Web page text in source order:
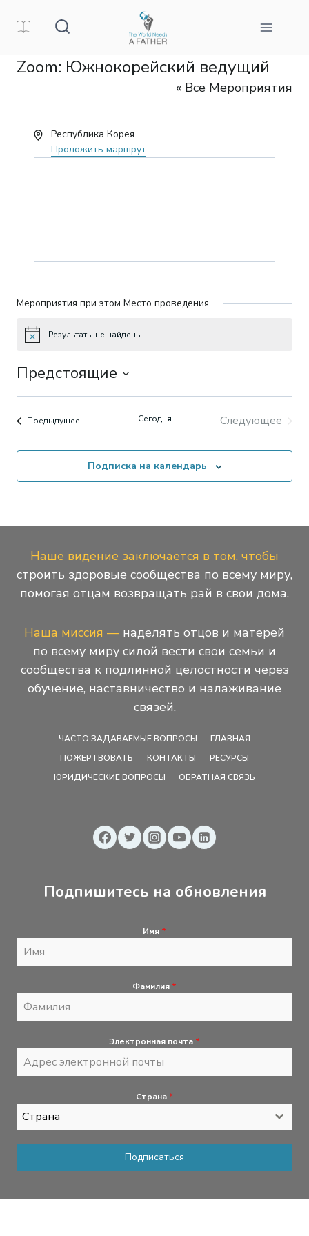
Zoom: Южнокорейский ведущий
« Все Мероприятия
АдресРеспублика Корея
Проложить маршрут
Мероприятия при этом Место проведения
ЗаметкаРезультаты не найдены.
Предстоящие
Выбрать
Предыдущее Cегодня
Следующее
Подписка на календарь
Наше видение заключается в том, чтобы
строить здоровые сообщества по всему миру,
помогая отцам возвращать рай в свои дома.
Наша миссия — наделять отцов и матерей
по всему миру силой вести свои семьи и
сообщества к подлинной целостности через
обучение, наставничество и налаживание
связей.
ЧАСТО ЗАДАВАЕМЫЕ ВОПРОСЫ
ГЛАВНАЯ
ПОЖЕРТВОВАТЬ
КОНТАКТЫ
РЕСУРСЫ
ЮРИДИЧЕСКИЕ ВОПРОСЫ
ОБРАТНАЯ СВЯЗЬ
Подпишитесь на обновления
Имя *
Фамилия *
Электронная почта *
Страна *
Страна
Подписаться